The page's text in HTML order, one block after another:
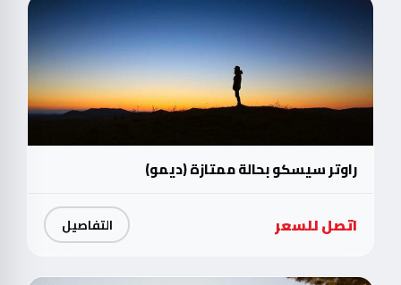
راوتر سيسكو بحالة ممتازة (ديمو)
اتصل للسعر التفاصيل